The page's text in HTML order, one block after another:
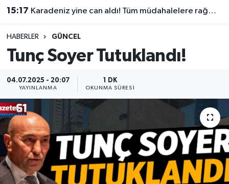
15:17 Karadeniz yine can aldı! Tüm müdahalelere rağmen kurtarılamadı
HABERLER GÜNCEL
Tunç Soyer Tutuklandı!
04.07.2025 - 20:07
YAYINLANMA
1 DK
OKUNMA SÜRESI
ÖZEL HABER
KAYNAR KAZAN
SİYASET
GÜNDEM
Trabzon Namaz Vakitleri
Trabzon Trafik Yoğunluk Haritası
Süper Lig Puan Durumu ve Fikstür
Tüm Manşetler
Son Dakika Haberleri
Haber Arşivi